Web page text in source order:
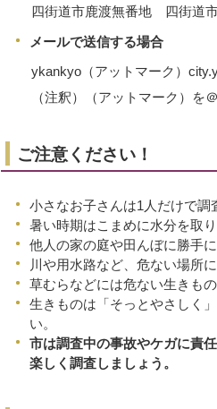
四街道市鹿渡無番地 四街道
メールで送信する場合
ykankyo（アットマーク）
（注釈）（アットマーク）を
ご注意ください！
小さなお子さんは1人だけで調
暑い時期はこまめに水分を取
他人の家の庭や田んぼに勝手
川や用水路など、危ない場所
草むらなどには危ない生きも
生きものは「そっとやさしく
い。
市は調査中の事故やケガに責
楽しく調査しましょう。